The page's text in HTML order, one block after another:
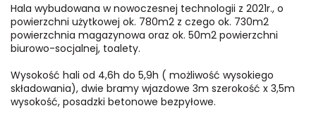
Hala wybudowana w nowoczesnej technologii z 2021r., o
powierzchni użytkowej ok. 780m2 z czego ok. 730m2
powierzchnia magazynowa oraz ok. 50m2 powierzchni
biurowo-socjalnej, toalety.
Wysokość hali od 4,6h do 5,9h ( możliwość wysokiego
składowania), dwie bramy wjazdowe 3m szerokość x 3,5m
wysokość, posadzki betonowe bezpyłowe.